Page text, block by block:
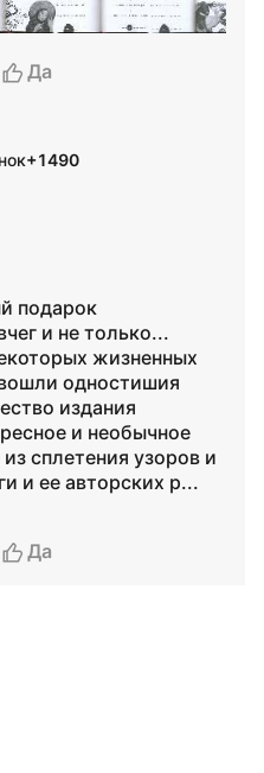
Да
+1490
подарок
и не только...
жизненных
одностишия
издания
и необычное
сплетения узоров и
и ее авторских р...
Да